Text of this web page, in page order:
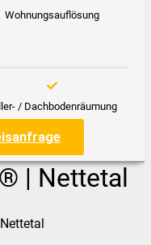
Wohnungsauflösung
/ Dachbodenräumung
| Nettetal